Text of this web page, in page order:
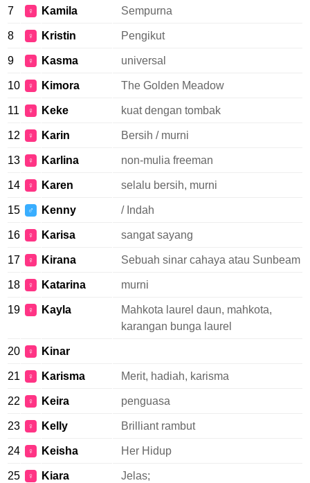
7 ♀ Kamila Sempurna
8 ♀ Kristin Pengikut
9 ♀ Kasma universal
10 ♀ Kimora The Golden Meadow
11 ♀ Keke kuat dengan tombak
12 ♀ Karin Bersih / murni
13 ♀ Karlina non-mulia freeman
14 ♀ Karen selalu bersih, murni
15 ♂ Kenny / Indah
16 ♀ Karisa sangat sayang
17 ♀ Kirana Sebuah sinar cahaya atau Sunbeam
18 ♀ Katarina murni
19 ♀ Kayla
Mahkota laurel daun, mahkota,
karangan bunga laurel
20 ♀ Kinar
21 ♀ Karisma Merit, hadiah, karisma
22 ♀ Keira penguasa
23 ♀ Kelly Brilliant rambut
24 ♀ Keisha Her Hidup
25 ♀ Kiara Jelas;